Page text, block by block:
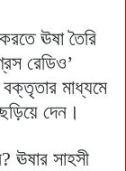
ঊষা তৈরি
রেডিও’
মাধ্যমে
দেন।
ঊষার সাহসী